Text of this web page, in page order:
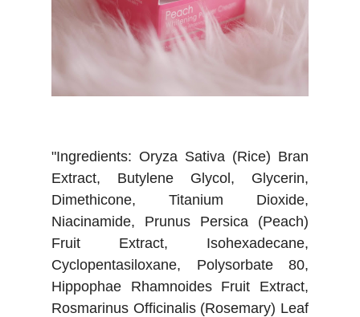
"Ingredients: Oryza Sativa (Rice) Bran
Extract, Butylene Glycol, Glycerin,
Dimethicone, Titanium Dioxide,
Niacinamide, Prunus Persica (Peach)
Fruit Extract, Isohexadecane,
Cyclopentasiloxane, Polysorbate 80,
Hippophae Rhamnoides Fruit Extract,
Rosmarinus Officinalis (Rosemary) Leaf